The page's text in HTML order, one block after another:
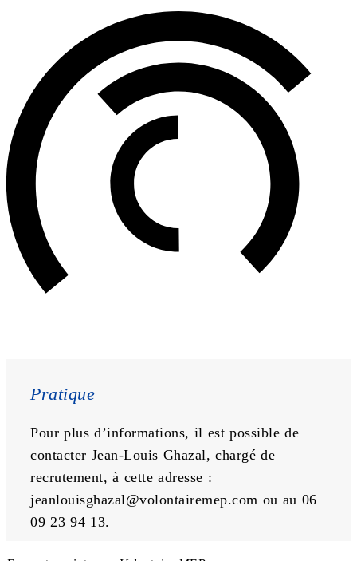
Pratique
Pour plus d’informations, il est possible de
contacter Jean-Louis Ghazal, chargé de
jeanlouisghazal@volontairemep.com ou au 06
09 23 94 13.